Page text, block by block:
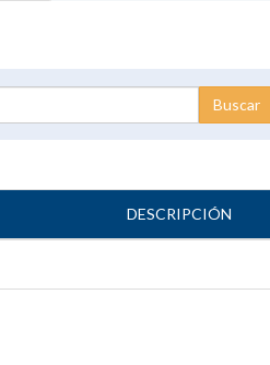
DESCRIPCIÓN